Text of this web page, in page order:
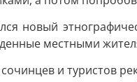
новый
местными
и туристов